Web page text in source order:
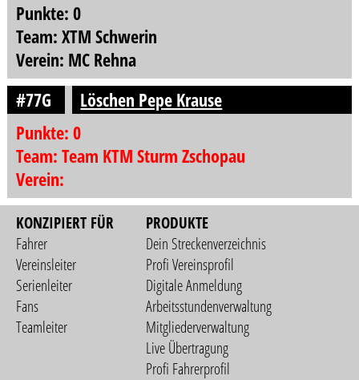
Punkte: 0
Team: XTM Schwerin
Verein: MC Rehna
#77G
Löschen Pepe Krause
Punkte: 0
Team: Team KTM Sturm Zschopau
Verein:
KONZIPIERT FÜR
Fahrer
Vereinsleiter
Serienleiter
Fans
Teamleiter
PRODUKTE
Dein Streckenverzeichnis
Profi Vereinsprofil
Digitale Anmeldung
Arbeitsstundenverwaltung
Mitgliederverwaltung
Live Übertragung
Profi Fahrerprofil